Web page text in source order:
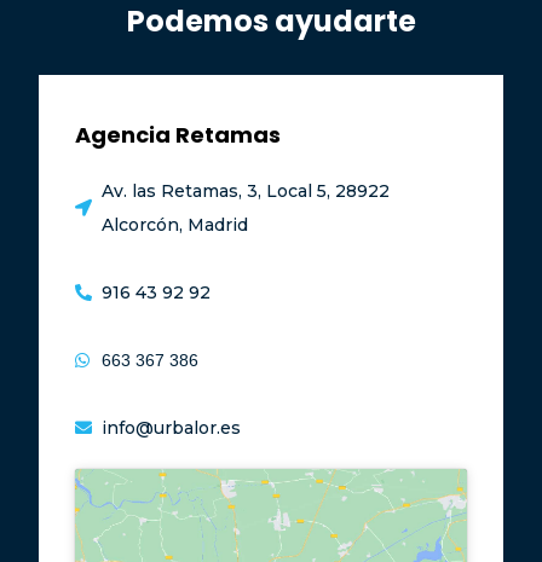
Podemos ayudarte
Agencia Retamas
Av. las Retamas, 3, Local 5, 28922
Alcorcón, Madrid
916 43 92 92
663 367 386
info@urbalor.es